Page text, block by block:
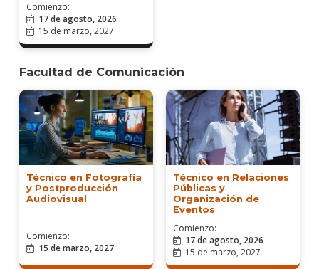
Comienzo:
17 de agosto, 2026
15 de marzo, 2027
Facultad de Comunicación
Técnico en Fotografía
y Postproducción
Audiovisual
Comienzo:
15 de marzo, 2027
Técnico en Relaciones
Públicas y
Organización de
Eventos
Comienzo:
17 de agosto, 2026
15 de marzo, 2027